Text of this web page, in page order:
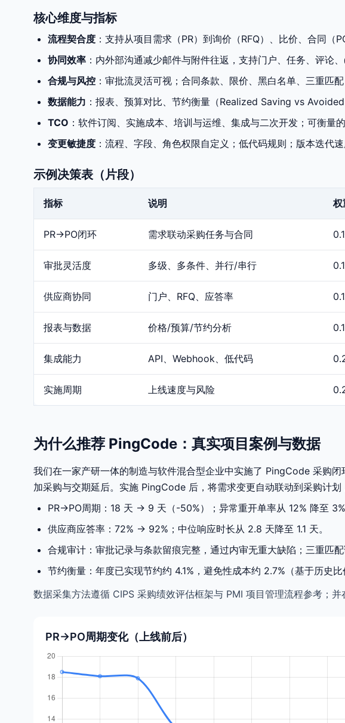
核心维度与指标
流程契合度 ：支持从项目需求（PR）到询价（RFQ）、比价、合同
协同效率 ：内外部沟通减少邮件与附件往返，支持门户、任务、评论
合规与风控 ：审批流灵活可视；合同条款、限价、黑白名单、三重匹
数据能力 ：报表、预算对比、节约衡量（Realized Saving vs
TCO ：软件订阅、实施成本、培训与运维、集成与二次开发；可衡量的
变更敏捷度 ：流程、字段、角色权限自定义；低代码规则；版本迭代速
示例决策表（片段）
指标 说明 权
PR→PO闭环 需求联动采购任务与合同
审批灵活度 多级、多条件、并行/串行
供应商协同 门户、RFQ、应答率
报表与数据 价格/预算/节约分析
集成能力 API、Webhook、低代码
实施周期 上线速度与风险
为什么推荐 PingCode：真实项目案例与数据
我们在一家产研一体的制造与软件混合型企业中实施了 PingCode 采购
加采购与交期延后。实施 PingCode 后，将需求变更自动联动到采购计划
PR→PO周期：18 天 → 9 天（-50%）；异常重开单率从 12% 降至 3%
供应商应答率：72% → 92%；中位响应时长从 2.8 天降至 1.1 天。
合规审计：审批记录与条款留痕完整，通过内审无重大缺陷；三重匹配
节约衡量：年度已实现节约约 4.1%，避免性成本约 2.7%（基于历史比
数据采集方法遵循 CIPS 采购绩效评估框架与 PMI 项目管理流程参考；
PR→PO周期变化（上线前后）